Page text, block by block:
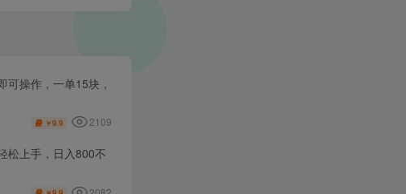
可操作，一单15块，
￥9.9 2109
松上手，日入800不